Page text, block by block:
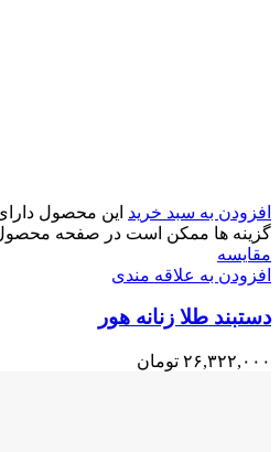
افزودن به سبد خرید این محصول
گزینه ها ممکن است در صفحه
مقایسه
افزودن به علاقه مندی
دستبند طلا زنانه هور
۲۶,۳۲۲,۰۰۰ تومان